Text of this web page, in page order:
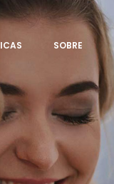
SOBRE